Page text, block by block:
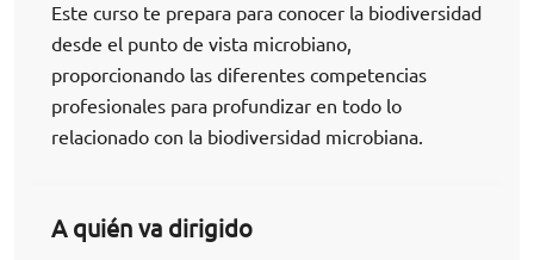
Este curso te prepara para conocer la biodiversidad
desde el punto de vista microbiano,
proporcionando las diferentes competencias
profesionales para profundizar en todo lo
relacionado con la biodiversidad microbiana.
A quién va dirigido